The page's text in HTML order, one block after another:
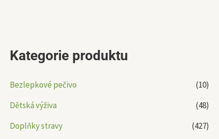
Kategorie produktu
Bezlepkové pečivo
(10)
Dětská výživa
(48)
Doplňky stravy
(427)